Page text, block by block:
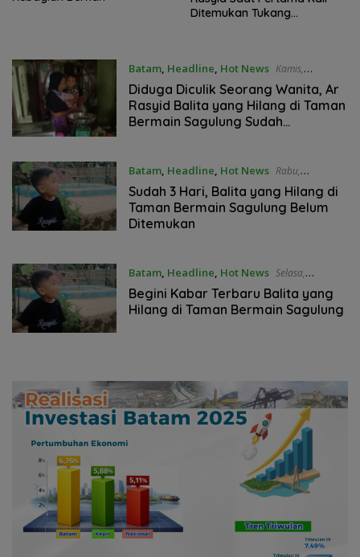
Ditemukan Tukang
Batam, Headline, Hot News Kamis,
20/05/2021 - 11:05 WIB
Diduga Diculik Seorang Wanita, Ar
Rasyid Balita yang Hilang di Taman
Bermain Sagulung Sudah
Batam, Headline, Hot News Rabu,
19/05/2021 - 11:23 WIB
Sudah 3 Hari, Balita yang Hilang di
Taman Bermain Sagulung Belum
Ditemukan
Batam, Headline, Hot News Selasa,
18/05/2021 - 17:32 WIB
Begini Kabar Terbaru Balita yang
Hilang di Taman Bermain Sagulung